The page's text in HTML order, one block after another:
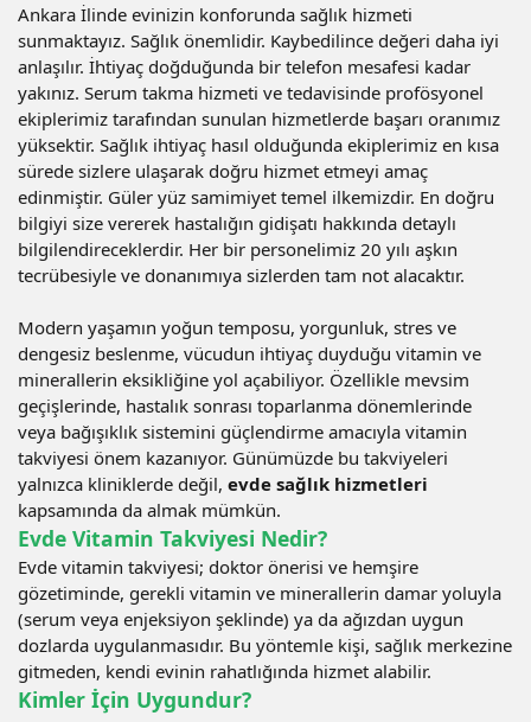
Ankara İlinde evinizin konforunda sağlık hizmeti
sunmaktayız. Sağlık önemlidir. Kaybedilince değeri daha iyi
anlaşılır. İhtiyaç doğduğunda bir telefon mesafesi kadar
yakınız. Serum takma hizmeti ve tedavisinde profösyonel
ekiplerimiz tarafından sunulan hizmetlerde başarı oranımız
yüksektir. Sağlık ihtiyaç hasıl olduğunda ekiplerimiz en kısa
sürede sizlere ulaşarak doğru hizmet etmeyi amaç
edinmiştir. Güler yüz samimiyet temel ilkemizdir. En doğru
bilgiyi size vererek hastalığın gidişatı hakkında detaylı
bilgilendireceklerdir. Her bir personelimiz 20 yılı aşkın
tecrübesiyle ve donanımıya sizlerden tam not alacaktır.
Modern yaşamın yoğun temposu, yorgunluk, stres ve
dengesiz beslenme, vücudun ihtiyaç duyduğu vitamin ve
minerallerin eksikliğine yol açabiliyor. Özellikle mevsim
geçişlerinde, hastalık sonrası toparlanma dönemlerinde
veya bağışıklık sistemini güçlendirme amacıyla vitamin
takviyesi önem kazanıyor. Günümüzde bu takviyeleri
yalnızca kliniklerde değil, evde sağlık hizmetleri
kapsamında da almak mümkün.
Evde Vitamin Takviyesi Nedir?
Evde vitamin takviyesi; doktor önerisi ve hemşire
gözetiminde, gerekli vitamin ve minerallerin damar yoluyla
(serum veya enjeksiyon şeklinde) ya da ağızdan uygun
dozlarda uygulanmasıdır. Bu yöntemle kişi, sağlık merkezine
gitmeden, kendi evinin rahatlığında hizmet alabilir.
Kimler İçin Uygundur?